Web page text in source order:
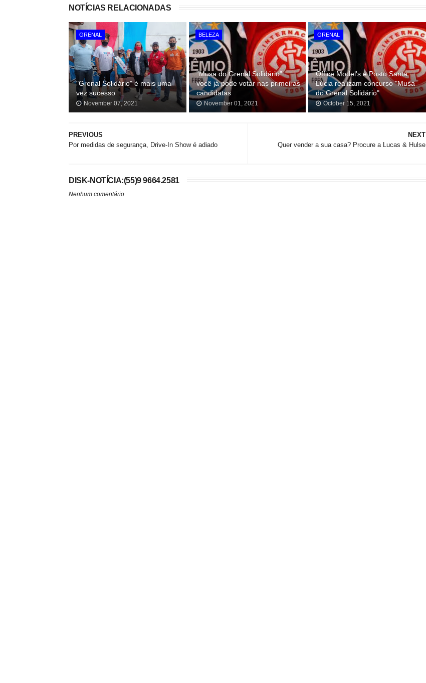
NOTÍCIAS RELACIONADAS
GRENAL
"Grenal Solidário" é mais uma
vez sucesso
November 07, 2021
BELEZA
"Musa do Grenal Solidário":
você já pode votar nas primeiras
candidatas
November 01, 2021
GRENAL
Office Model's e Posto Santa
Lúcia realizam concurso "Musa
do Grenal Solidário"
October 15, 2021
NEXT
Quer vender a sua casa? Procure a Lucas & Hulse
PREVIOUS
Por medidas de segurança, Drive-In Show é adiado
DISK-NOTÍCIA:(55)9 9664.2581
Nenhum comentário